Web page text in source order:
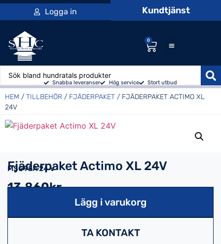
Logga in Kundtjänst
0
Snabba leveranser Hög service Stort utbud
HEM / TILLBEHÖR / FJÄDERPAKET / FJÄDERPAKET ACTIMO XL
24V
Fjäderpaket Actimo XL 24V
MSG95A 24 V
13,860kr
Lägg i varukorg
TA KONTAKT